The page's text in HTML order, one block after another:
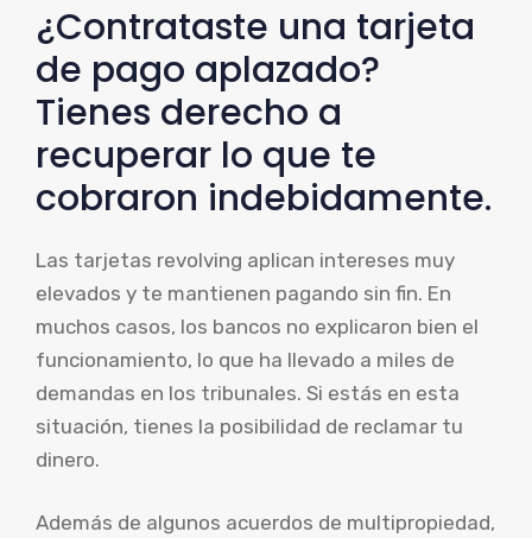
¿Contrataste una tarjeta
de pago aplazado?
Tienes derecho a
recuperar lo que te
cobraron indebidamente.
Las tarjetas revolving aplican intereses muy
elevados y te mantienen pagando sin fin. En
muchos casos, los bancos no explicaron bien el
funcionamiento, lo que ha llevado a miles de
demandas en los tribunales. Si estás en esta
situación, tienes la posibilidad de reclamar tu
dinero.
Además de algunos acuerdos de multipropiedad,